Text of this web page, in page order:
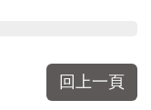
回上一頁